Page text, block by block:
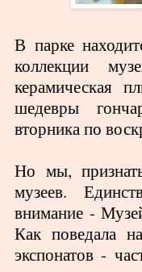
В парке
коллекции
керамическая
шедевры
вторника по
Но мы,
музеев.
внимание -
Как поведала
экспонатов -